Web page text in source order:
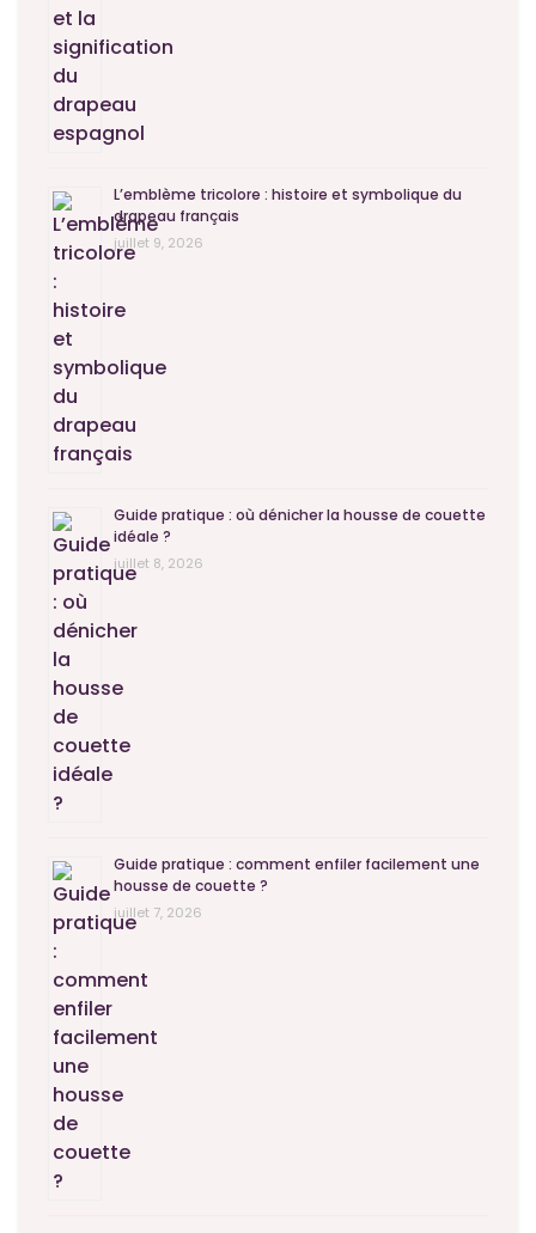
L’emblème tricolore : histoire et symbolique du
drapeau français
juillet 9, 2026
Guide pratique : où dénicher la housse de couette
idéale ?
juillet 8, 2026
Guide pratique : comment enfiler facilement une
housse de couette ?
juillet 7, 2026